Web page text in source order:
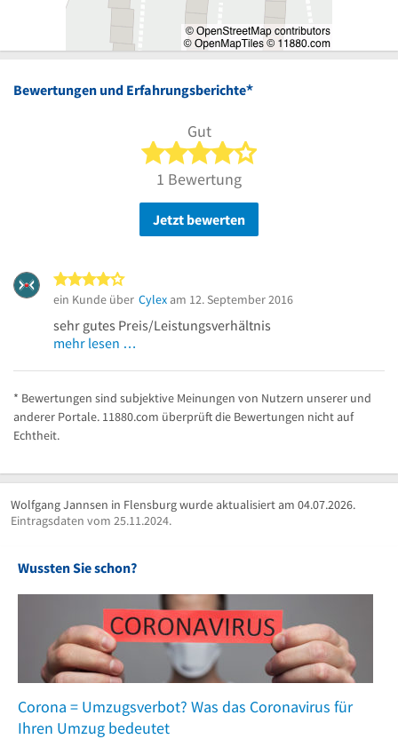
Bewertungen und Erfahrungsberichte*
Gut
4 von 5 Sternen
1 Bewertung
Jetzt bewerten
ein Kunde über Cylex am 12. September 2016
sehr gutes Preis/Leistungsverhältnis
mehr lesen …
* Bewertungen sind subjektive Meinungen von Nutzern unserer und
anderer Portale. 11880.com überprüft die Bewertungen nicht auf
Echtheit.
Wolfgang Jannsen in Flensburg wurde aktualisiert am 04.07.2026.
Eintragsdaten vom 25.11.2024.
Wussten Sie schon?
Corona = Umzugsverbot? Was das Coronavirus für
Ihren Umzug bedeutet